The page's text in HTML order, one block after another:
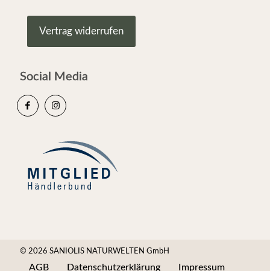
Vertrag widerrufen
Social Media
© 2026 SANIOLIS NATURWELTEN GmbH
AGB Datenschutzerklärung Impressum